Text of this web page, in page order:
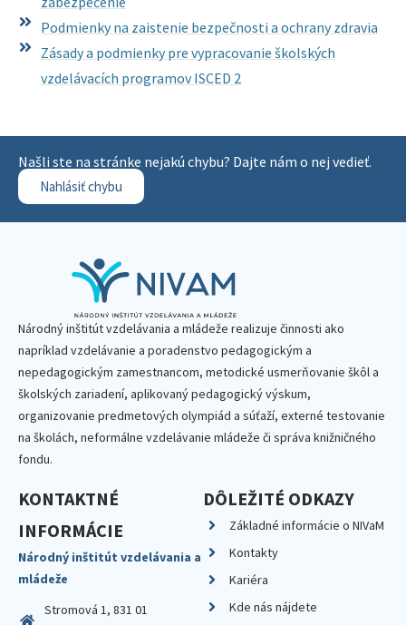
Podmienky na zaistenie bezpečnosti a ochrany zdravia
Zásady a podmienky pre vypracovanie školských
vzdelávacích programov ISCED 2
Našli ste na stránke nejakú chybu? Dajte nám o nej vedieť.
Nahlásiť chybu
Národný inštitút vzdelávania a mládeže realizuje činnosti ako
napríklad vzdelávanie a poradenstvo pedagogickým a
nepedagogickým zamestnancom, metodické usmerňovanie škôl a
školských zariadení, aplikovaný pedagogický výskum,
organizovanie predmetových olympiád a súťaží, externé testovanie
na školách, neformálne vzdelávanie mládeže či správa knižničného
fondu.
KONTAKTNÉ
INFORMÁCIE
Národný inštitút vzdelávania a
mládeže
Stromová 1, 831 01
DÔLEŽITÉ ODKAZY
Základné informácie o NIVaM
Kontakty
Kariéra
Kde nás nájdete